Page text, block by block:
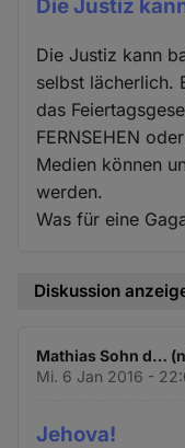
Die Justiz
Die Justiz kann
selbst lächerlich.
das
FERNSEHEN
Medien können
werden.
Was für eine
Diskussion
Mathias Sohn d…
Mi. 6 Jan 2016 -
Jehova!